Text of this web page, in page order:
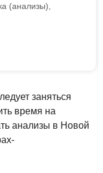
(анализы),
заняться
время на
анализы в Новой